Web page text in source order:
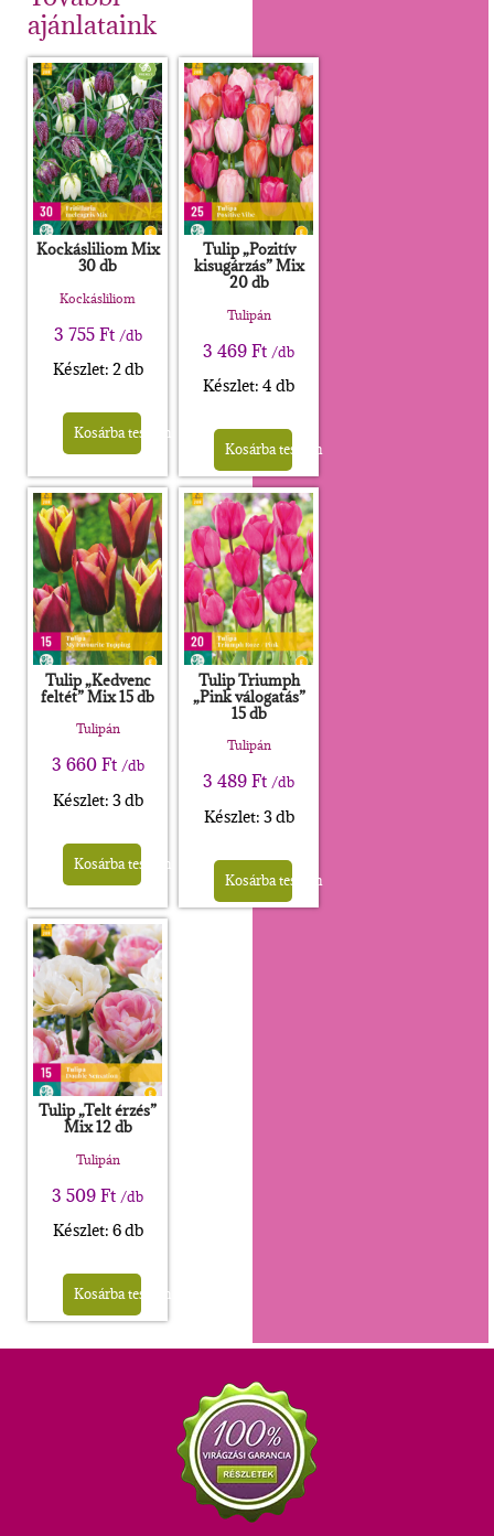
ajánlataink
Kockásliliom Mix
30 db
Kockásliliom
3 755Ft /db
Készlet: 2 db
Kosárba teszem
Tulip „Pozitív
kisugárzás” Mix
20 db
Tulipán
3 469Ft /db
Készlet: 4 db
Kosárba teszem
Tulip „Kedvenc
feltét” Mix 15 db
Tulipán
3 660Ft /db
Készlet: 3 db
Kosárba teszem
Tulip Triumph
„Pink válogatás”
15 db
Tulipán
3 489Ft /db
Készlet: 3 db
Kosárba teszem
Tulip „Telt érzés”
Mix 12 db
Tulipán
3 509Ft /db
Készlet: 6 db
Kosárba teszem